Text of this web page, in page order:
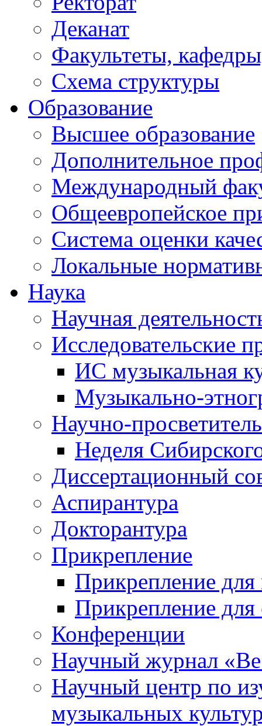
Деканат
Факультеты,
Схема структуры
Образование
Высшее образование
Дополнительное
Международный
Общеевропейское
Система оценки
Локальные
Наука
Научная
Исследовательские
ИС музыкальная
Музыкально-
Научно-
Неделя
Диссертационный
Аспирантура
Докторантура
Прикрепление
Прикрепление для
Прикрепление для
Конференции
Научный журнал
Научный центр по
музыкальных